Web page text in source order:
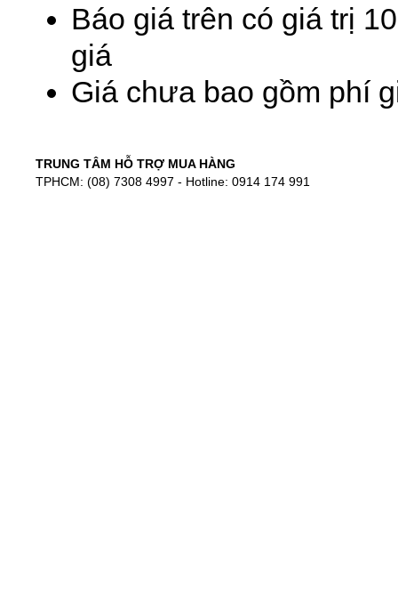
Báo giá trên có giá trị
giá
Giá chưa bao gồm phí
TRUNG TÂM HỖ TRỢ MUA HÀNG
TPHCM: (08) 7308 4997 - Hotline: 0914 174 991